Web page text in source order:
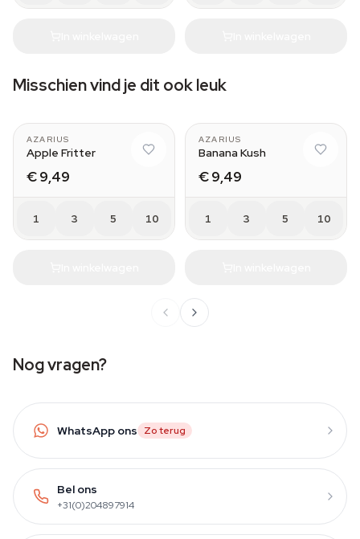
Misschien vind je dit ook leuk
AZARIUS
Apple Fritter
€ 9,49
1 3 5 10
AZARIUS
Banana Kush
€ 9,49
1 3 5 10
Nog vragen?
WhatsApp ons Zo terug
Bel ons
+31(0)204897914